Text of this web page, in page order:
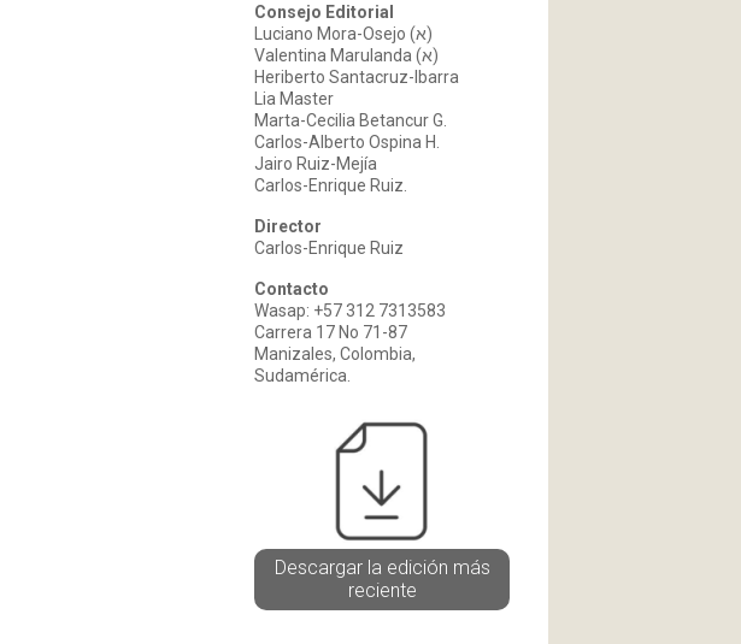
Consejo Editorial
Luciano Mora-Osejo (א)
Valentina Marulanda (א)
Heriberto Santacruz-Ibarra
Lia Master
Marta-Cecilia Betancur G.
Carlos-Alberto Ospina H.
Jairo Ruiz-Mejía
Carlos-Enrique Ruiz.
Director
Carlos-Enrique Ruiz
Contacto
Wasap: +57 312 7313583
Carrera 17 No 71-87
Manizales, Colombia,
Sudamérica.
Descargar la edición más
reciente